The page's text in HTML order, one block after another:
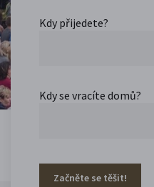
Kdy přijedete?
Kdy se vracíte domů?
Začněte se těšit!